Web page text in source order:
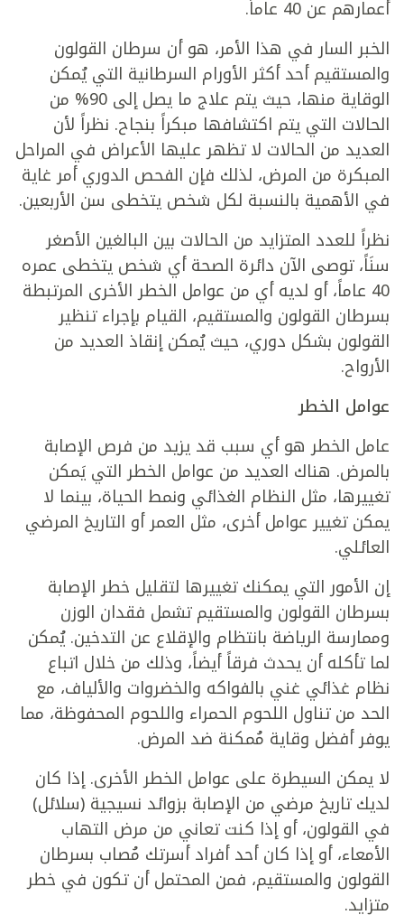
أعمارهم عن 40 عاماً.
الخبر السار في هذا الأمر، هو أن سرطان القولون
والمستقيم أحد أكثر الأورام السرطانية التي يُمكن
الوقاية منها، حيث يتم علاج ما يصل إلى 90% من
الحالات التي يتم اكتشافها مبكراً بنجاح. نظراً لأن
العديد من الحالات لا تظهر عليها الأعراض في المراحل
المبكرة من المرض، لذلك فإن الفحص الدوري أمر غاية
في الأهمية بالنسبة لكل شخص يتخطى سن الأربعين.
نظراً للعدد المتزايد من الحالات بين البالغين الأصغر
سنَاً، توصى الآن دائرة الصحة أي شخص يتخطى عمره
40 عاماً، أو لديه أي من عوامل الخطر الأخرى المرتبطة
بسرطان القولون والمستقيم، القيام بإجراء تنظير
القولون بشكل دوري، حيث يُمكن إنقاذ العديد من
الأرواح.
عوامل الخطر
عامل الخطر هو أي سبب قد يزيد من فرص الإصابة
بالمرض. هناك العديد من عوامل الخطر التي يَمكن
تغييرها، مثل النظام الغذائي ونمط الحياة، بينما لا
يمكن تغيير عوامل أخرى، مثل العمر أو التاريخ المرضي
العائلي.
إن الأمور التي يمكنك تغييرها لتقليل خطر الإصابة
بسرطان القولون والمستقيم تشمل فقدان الوزن
وممارسة الرياضة بانتظام والإقلاع عن التدخين. يُمكن
لما تأكله أن يحدث فرقاً أيضاً، وذلك من خلال اتباع
نظام غذائي غني بالفواكه والخضروات والألياف، مع
الحد من تناول اللحوم الحمراء واللحوم المحفوظة، مما
يوفر أفضل وقاية مُمكنة ضد المرض.
لا يمكن السيطرة على عوامل الخطر الأخرى. إذا كان
لديك تاريخ مرضي من الإصابة بزوائد نسيجية (سلائل)
في القولون، أو إذا كنت تعاني من مرض التهاب
الأمعاء، أو إذا كان أحد أفراد أسرتك مُصاب بسرطان
القولون والمستقيم، فمن المحتمل أن تكون في خطر
متزايد.